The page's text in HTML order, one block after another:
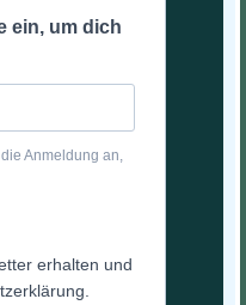
ein, um dich
Anmeldung an,
erhalten und